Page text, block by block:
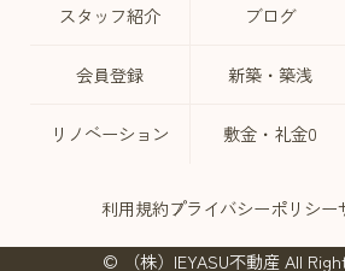
スタッフ紹介 ブログ
会員登録 新築・築浅
リノベーション 敷金・礼金0
利用規約プライバシーポリシー
© （株）IEYASU不動産 All